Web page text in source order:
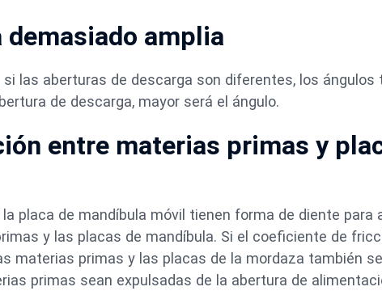
amplia
las aberturas de descarga son diferentes, los ángulos
de descarga, mayor será el ángulo.
entre materias primas y
placa de mandíbula móvil tienen forma de diente para
y las placas de mandíbula. Si el coeficiente de
materias primas y las placas de la mordaza también
primas sean expulsadas de la abertura de